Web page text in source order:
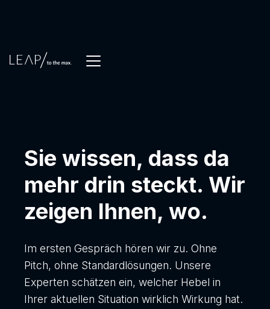
Sie wissen, dass da
mehr drin steckt. Wir
zeigen Ihnen, wo.
Im ersten Gespräch hören wir zu. Ohne
Pitch, ohne Standardlösungen. Unsere
Experten schätzen ein, welcher Hebel in
Ihrer aktuellen Situation wirklich Wirkung hat.